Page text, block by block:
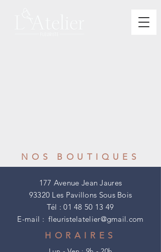
NOS BOUTIQUES
177 Avenue Jean Jaures
93320 Les Pavillons Sous Bois
Tél :01 48 50 13 49
E-mail :fleuristelatelier@gmail.com
HORAIRES